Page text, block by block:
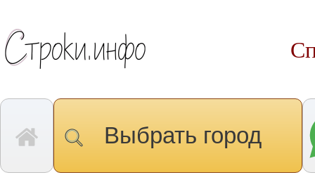
Выбрать город